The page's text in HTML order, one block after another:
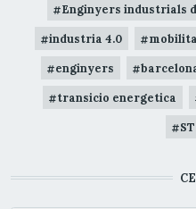
Enginyers industrials
industria 4.0
enginyers
transicio energetica